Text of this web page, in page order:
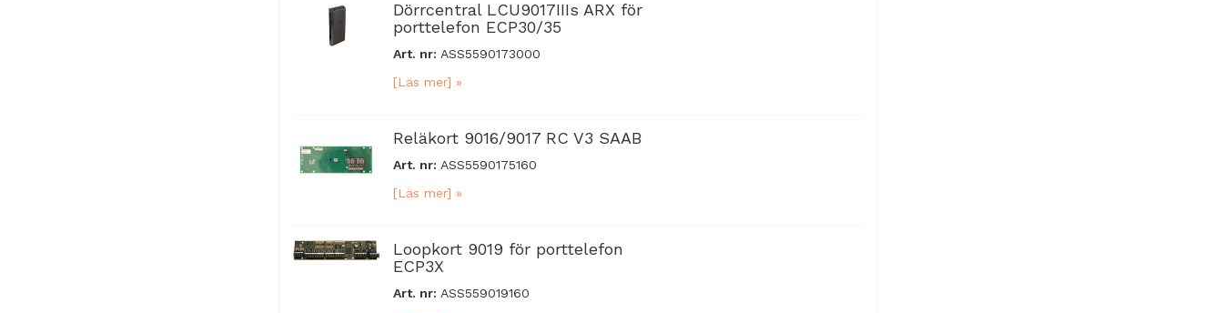
Dörrcentral LCU9017IIIs ARX för
porttelefon ECP30/35
Art. nr: ASS5590173000
[Läs mer] »
Reläkort 9016/9017 RC V3 SAAB
Art. nr: ASS5590175160
[Läs mer] »
Loopkort 9019 för porttelefon
ECP3X
Art. nr: ASS559019160